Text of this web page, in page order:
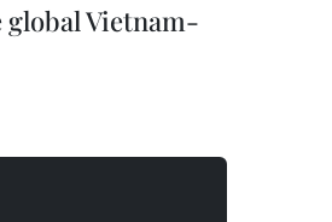
Vietnam-